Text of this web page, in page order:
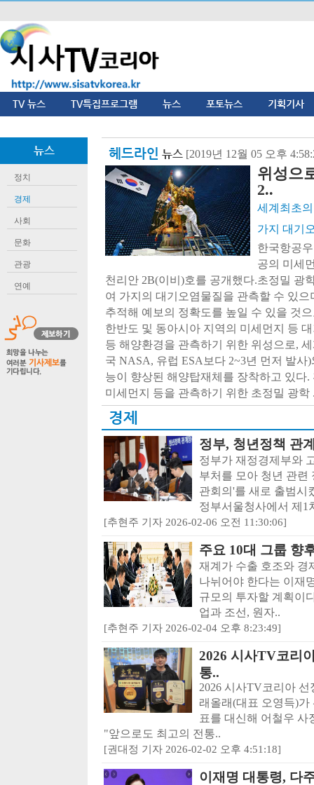
TV 뉴스 TV특집프로그램 뉴스 포토뉴스 기획기사
뉴스
정치
경제
사회
문화
관광
연예
헤드라인 뉴스 [2019년 12월 05 오후
위성으
2..
세계최초
가지 대기
한국항공
공의 미세
천리안 2B(이비)호를 공개했다.초정밀 광
여 가지의 대기오염물질을 관측할 수 있
추적해 예보의 정확도를 높일 수 있을 것
한반도 및 동아시아 지역의 미세먼지 등
등 해양환경을 관측하기 위한 위성으로,
국 NASA, 유럽 ESA보다 2~3년 먼저 발
능이 향상된 해양탑재체를 장착하고 있다
미세먼지 등을 관측하기 위한 초정밀 광학
경제
정부, 청년정책 관
정부가 재정경제부와
부처를 모아 청년 관련
관회의'를 새로 출범시
정부서울청사에서 제1
[추현주 기자 2026-02-06 오전 11:30:06]
주요 10대 그룹 향
재계가 수출 호조와 경
나뉘어야 한다는 이재
규모의 투자할 계획이
업과 조선, 원자..
[추현주 기자 2026-02-04 오후 8:23:49]
2026 시사TV코리
통..
2026 시사TV코리아
래올래(대표 오영득)
표를 대신해 어철우 사
"앞으로도 최고의 전통..
[권대정 기자 2026-02-02 오후 4:51:18]
이재명 대통령, 다